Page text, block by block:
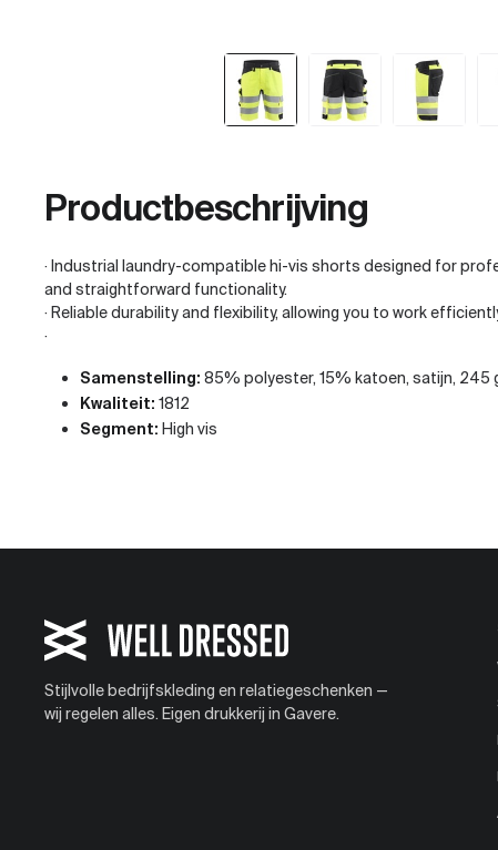
Productbeschrijving
· Industrial laundry-compatible hi-vis shorts designed for
and straightforward functionality.
· Reliable durability and flexibility, allowing you to work
·
Samenstelling: 85% polyester, 15% katoen, satijn, 245
Kwaliteit: 1812
Segment: High vis
Stijlvolle bedrijfskleding en relatiegeschenken —
wij regelen alles. Eigen drukkerij in Gavere.